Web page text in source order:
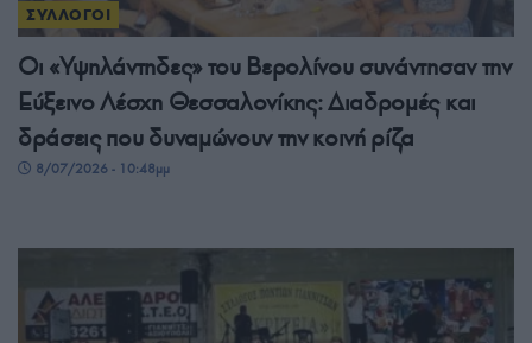
ΣΥΛΛΟΓΟΙ
Οι «Υψηλάντηδες» του Βερολίνου συνάντησαν την
Εύξεινο Λέσχη Θεσσαλονίκης: Διαδρομές και
δράσεις που δυναμώνουν την κοινή ρίζα
8/07/2026 - 10:48μμ